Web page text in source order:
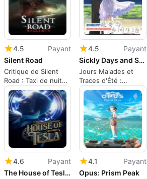
4.5
Payant
Silent Road
Critique de Silent
Road : Taxi de nuit
rencontre l'horreur
psychologique
japonaise
4.5
Payant
Sickly Days and Summer Traces
Jours Malades et
Traces d'Été :
Entraînement de
Roman Visuel RPG
Tendre
4.6
Payant
The House of Tesla: Definitive Edition
4.1
Payant
Opus: Prism Peak